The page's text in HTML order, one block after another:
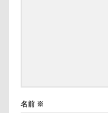
名前 ※